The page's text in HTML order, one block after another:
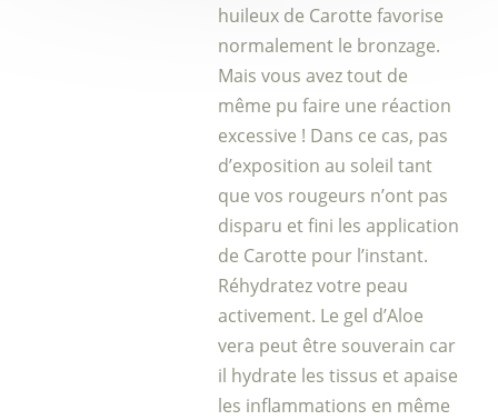
huileux de Carotte favorise
normalement le bronzage.
Mais vous avez tout de
même pu faire une réaction
excessive ! Dans ce cas, pas
d’exposition au soleil tant
que vos rougeurs n’ont pas
disparu et fini les application
de Carotte pour l’instant.
Réhydratez votre peau
activement. Le gel d’Aloe
vera peut être souverain car
il hydrate les tissus et apaise
les inflammations en même